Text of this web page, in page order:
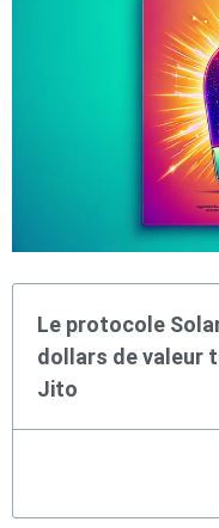
Le protocole
dollars de valeur
Jito